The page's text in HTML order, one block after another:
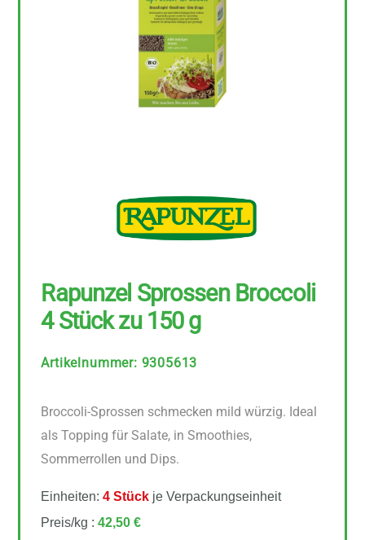
Rapunzel Sprossen Broccoli
4 Stück zu 150 g
Artikelnummer: 9305613
Broccoli-Sprossen schmecken mild würzig. Ideal
als Topping für Salate, in Smoothies,
Sommerrollen und Dips.
Einheiten:4 Stück je Verpackungseinheit
Preis/kg :42,50 €